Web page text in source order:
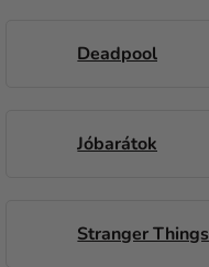
Deadpool
Jóbarátok
Stranger Things